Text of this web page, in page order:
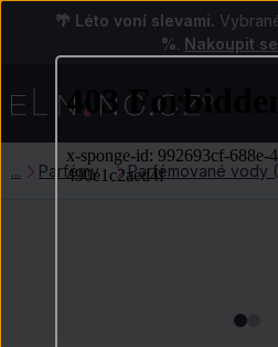
🌴 Léto voní slevami.
%. Nakoupit
Parfémy Parfémované vody